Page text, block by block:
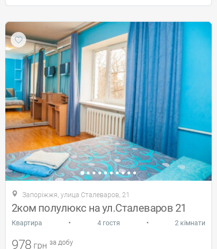
Запоріжжя, улица Сталеваров, 21
2ком полулюкс на ул.Сталеваров 21
Квартира • 4 гостя • 2 кімнати
978 грн за добу